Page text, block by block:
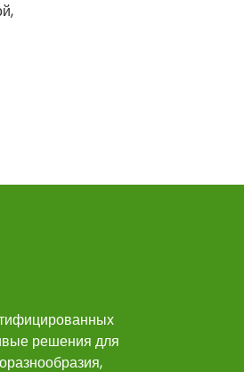
решения для